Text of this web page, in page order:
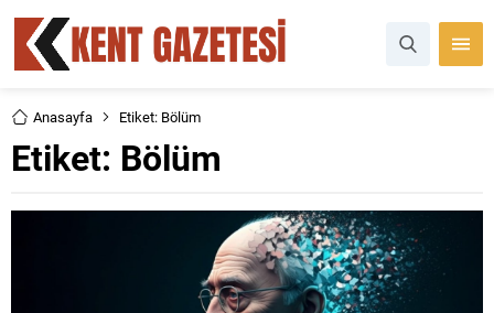
Anasayfa Etiket: Bölüm
Etiket: Bölüm